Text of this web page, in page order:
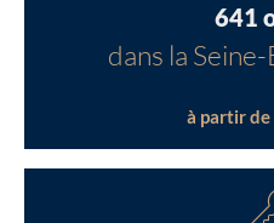
641
dans la
à partir